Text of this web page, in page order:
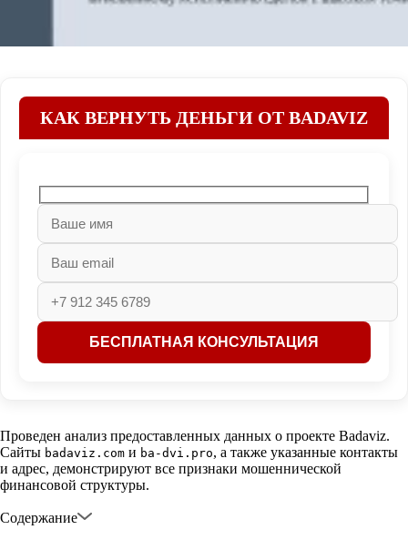
КАК ВЕРНУТЬ ДЕНЬГИ ОТ BADAVIZ
Проведен анализ предоставленных данных о проекте Badaviz.
Сайты badaviz.com и ba-dvi.pro, а также указанные контакты
и адрес, демонстрируют все признаки мошеннической
финансовой структуры.
Содержание